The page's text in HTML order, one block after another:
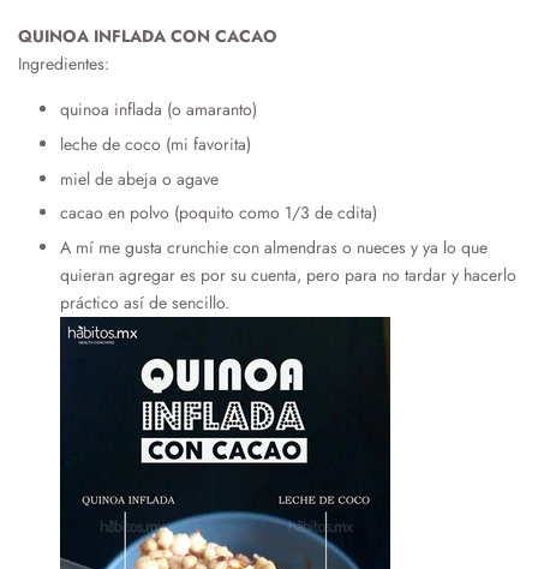
QUINOA INFLADA CON CACAO
Ingredientes:
quinoa inflada (o amaranto)
leche de coco (mi favorita)
miel de abeja o agave
cacao en polvo (poquito como 1/3 de cdita)
A mí me gusta crunchie con almendras o nueces y ya lo que
quieran agregar es por su cuenta, pero para no tardar y hacerlo
práctico así de sencillo.